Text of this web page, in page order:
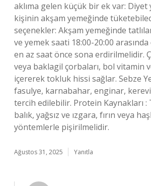
aklıma gelen küçük bir ek var:
kişinin akşam yemeğinde
seçenekler: Akşam yemeğinde
ve yemek saati 18:00-20:00
en az saat önce sona erdirilmelidir.
veya baklagil çorbaları, bol vitamin
içererek tokluk hissi sağlar. Sebze
fasulye, karnabahar, enginar,
tercih edilebilir. Protein Kaynakları :
balık, yağsız ve ızgara, fırın veya
yöntemlerle pişirilmelidir.
Ağustos 31, 2025 Yanıtla